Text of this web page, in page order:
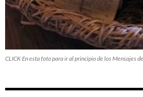
CLICK En esta foto para ir al principio de los Mensajes de